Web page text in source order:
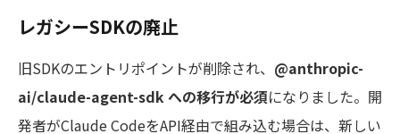
レガシーSDKの廃止
旧SDKのエントリポイントが削除され、 @anthropic-
ai/claude-agent-sdk への移行が必須になりました。開
発者がClaude CodeをAPI経由で組み込む場合は、新しい